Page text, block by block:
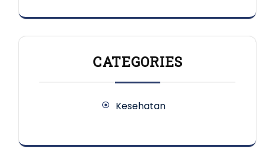
CATEGORIES
Kesehatan